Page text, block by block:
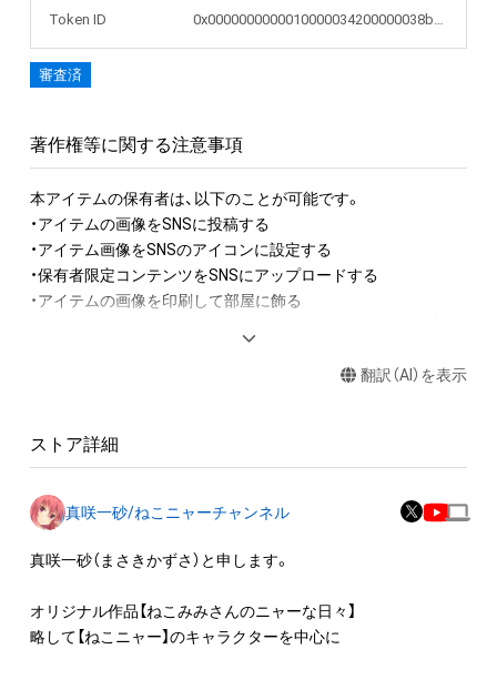
Token ID
0x0000000000010000034200000038b025
審査済
著作権等に関する注意事項
本アイテムの保有者は、以下のことが可能です。
・アイテムの画像をSNSに投稿する
・アイテム画像をSNSのアイコンに設定する
・保有者限定コンテンツをSNSにアップロードする
・アイテムの画像を印刷して部屋に飾る
・アイテム画像を使用し、個人利用する用のグッズや商品を制作
など）を作成する
アイテムに関する注意事項
・本アイテムに関する創作物(画像および映像、音楽、商標または
ロゴ等を含みますがこれらに限られません。)にかかる知的財産
産権(それらの権利を取得し、又はそれらの権利につき登録等を
出願する権利を含みます。)を意味します。)は、本アイテムの著
翻訳（AI）を表示
ストア詳細
真咲一砂/ねこニャーチャンネル
真咲一砂（まさきかずさ）と申します。
オリジナル作品【ねこみみさんのニャーな日々】
略して【ねこニャー】のキャラクターを中心に